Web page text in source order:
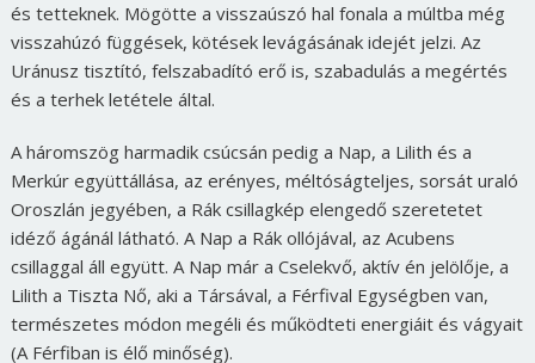
és tetteknek. Mögötte a visszaúszó hal fonala a múltba még
visszahúzó függések, kötések levágásának idejét jelzi. Az
Uránusz tisztító, felszabadító erő is, szabadulás a megértés
és a terhek letétele által.
A háromszög harmadik csúcsán pedig a Nap, a Lilith és a
Merkúr együttállása, az erényes, méltóságteljes, sorsát uraló
Oroszlán jegyében, a Rák csillagkép elengedő szeretetet
idéző ágánál látható. A Nap a Rák ollójával, az Acubens
csillaggal áll együtt. A Nap már a Cselekvő, aktív én jelölője, a
Lilith a Tiszta Nő, aki a Társával, a Férfival Egységben van,
természetes módon megéli és működteti energiáit és vágyait
(A Férfiban is élő minőség).